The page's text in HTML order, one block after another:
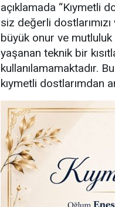
açıklamada “Kıymetli
siz değerli
büyük onur ve
yaşanan teknik bir
kullanılamamaktadır.
kıymetli dostlarımdan